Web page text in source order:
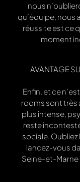
nous
qu’équipe, nous
réussite est ce
moment
AVANTAGE
Enfin, et ce
rooms sont très
plus intense,
reste
sociale. Oubliez
lancez-vous
Seine-et-Marne